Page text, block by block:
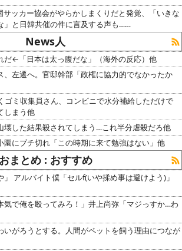
ッカー協会がやらかしまくりだと発覚、「いきな
」と日韓共催の件に言及する声も……
News人
だ←「日本は太っ腹だな」（海外の反応）他
、左遷へ。官邸幹部「政権に協力的でなかったか
ゴミ収集員さん、コンビニで水分補給しただけで
しまう他
壊した結果殺されてしまう…これ半分虐殺だろ他
園にブチ切れ「この時期に来て勉強はない」他
おまとめ : おすすめ
アルバイト僕「セルf(いや揉め事は避けよう)」
気で俺を殴ってみろ！」井上尚弥「マジっすか…わ
いがろうとする。人間がペットを飼う理由につなが